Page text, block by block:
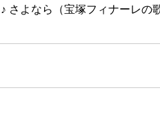
♪ さよなら（宝塚フィナーレの